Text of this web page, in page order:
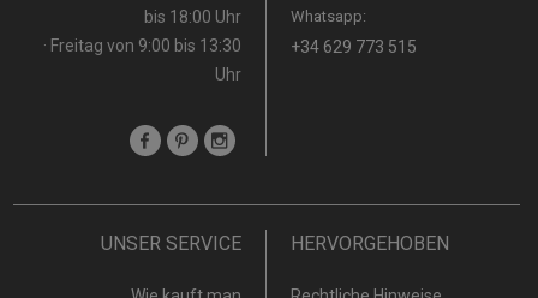
bis 18:00 Uhr
· Freitag von 9:00 bis 13:30
Uhr
Whatsapp:
+34 629 773 515
UNSER SERVICE HERVORGEHOBEN